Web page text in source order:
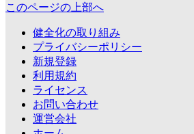
このページの上部へ
健全化の取り組み
プライバシーポリシー
新規登録
利用規約
ライセンス
お問い合わせ
運営会社